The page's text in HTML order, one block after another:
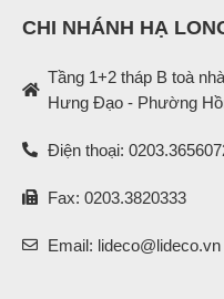
CHI NHÁNH HẠ
Tầng 1+2 tháp B toà
Hưng Đạo - Phường
Điện thoại:
Fax: 0203.3820333
Email: lideco@lideco.vn